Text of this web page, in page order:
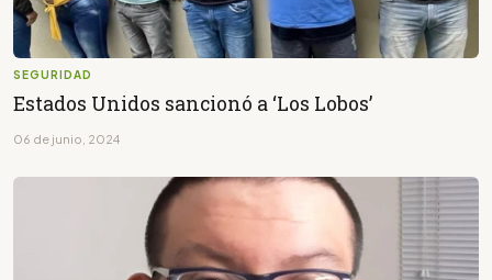
SEGURIDAD
Estados Unidos sancionó a ‘Los Lobos’
06 de junio, 2024